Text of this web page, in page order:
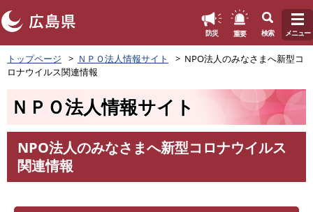
ペ
ー
ジ
防災 重要 検索 メニュー
トップページ ＮＰＯ法人情報サイト
NPO法人のみなさまへ新型コ
ロナウイルス関連情報
ＮＰＯ法人情報サイト
NPO法人のみなさまへ新型コロナウイルス
関連情報